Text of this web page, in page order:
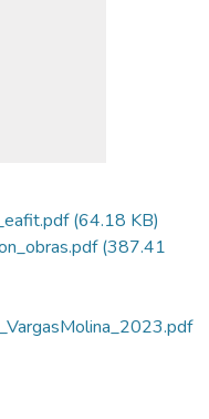
(64.18 KB)
(387.41